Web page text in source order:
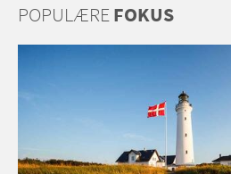
POPULÆREFOKUS